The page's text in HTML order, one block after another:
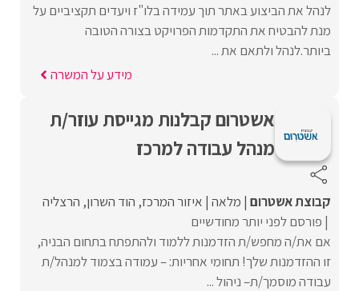
לנהל את הביצוע באתר תוך עמידה בלו"ז ויעדים תקציביים על
מנת להבטיח את התקדמות הפרויקט בצורה הטובה
ביותר.לנהל ולתאם את ...
מידע על המשרה
אשטרום קבלנות מגייסת עוזר/ת
מנהל עבודה למרכז
קבוצת אשטרום מלאה איזור המרכז הוד השרון הרצליה
פורסם לפני יותר מחודשיים
אם את/ה מחפש/ת הזדמנות ללמוד ולהתפתח בתחום הבניה,
זו ההזדמנות שלך! תחומי אחריות: – עמודה בצמוד למנהל/ת
עבודה מוסמך/ת– ניהול ...